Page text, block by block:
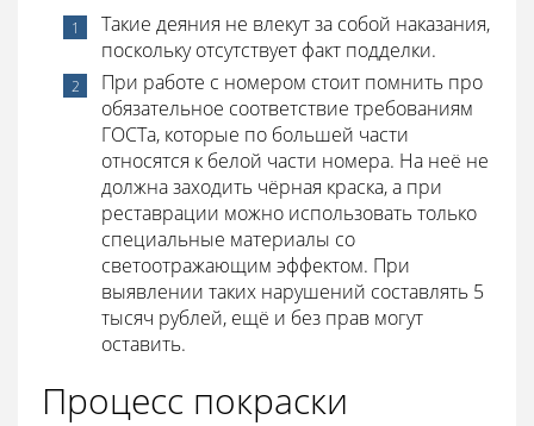
Такие деяния не влекут за собой наказания,
поскольку отсутствует факт подделки.
При работе с номером стоит помнить про
обязательное соответствие требованиям
ГОСТа, которые по большей части
относятся к белой части номера. На неё не
должна заходить чёрная краска, а при
реставрации можно использовать только
специальные материалы со
светоотражающим эффектом. При
выявлении таких нарушений составлять 5
тысяч рублей, ещё и без прав могут
оставить.
Процесс покраски